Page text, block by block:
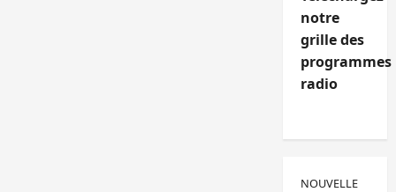
notre
grille des
programmes
radio
NOUVELLE